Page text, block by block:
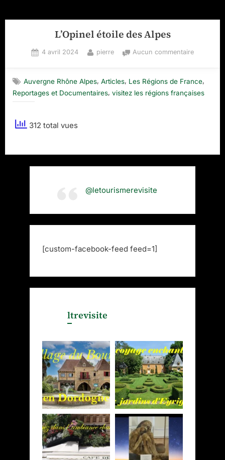
L’Opinel étoile des Alpes
Posted
4 avril 2024 By
pierre Aucun commentairesur
des
Alpes
Auvergne Rhône Alpes, Articles, Les Régions de France,
Reportages et Documentaires, visitez les régions françaises
312 total vues
@letourismerevisite
[custom-facebook-feed feed=1]
ltrevisite